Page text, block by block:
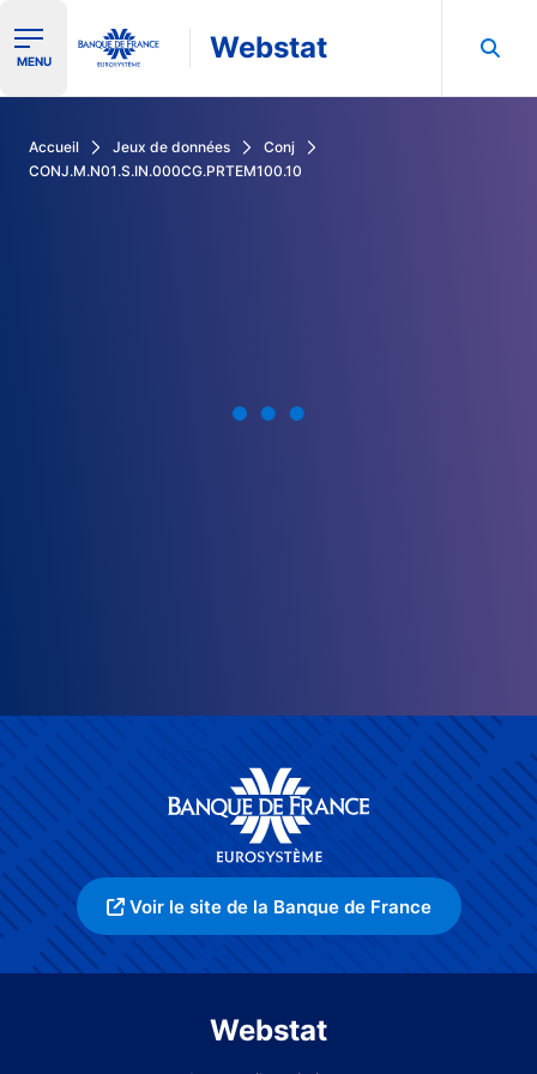
Ouvrir le menu de navigation
MENU Webstat
Accueil Jeux de données
Conj
CONJ.M.N01.S.IN.000CG.PRTEM100.10
Voir le site de la Banque de France
Webstat